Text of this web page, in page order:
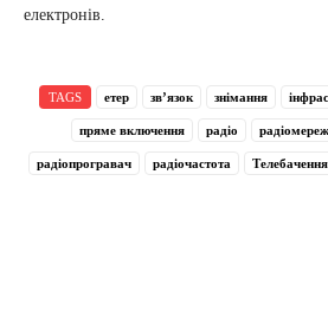
електронів.
TAGS етер звʼязок знімання
пряме включення радіо
радіопрогравач радіочастота Телебачення